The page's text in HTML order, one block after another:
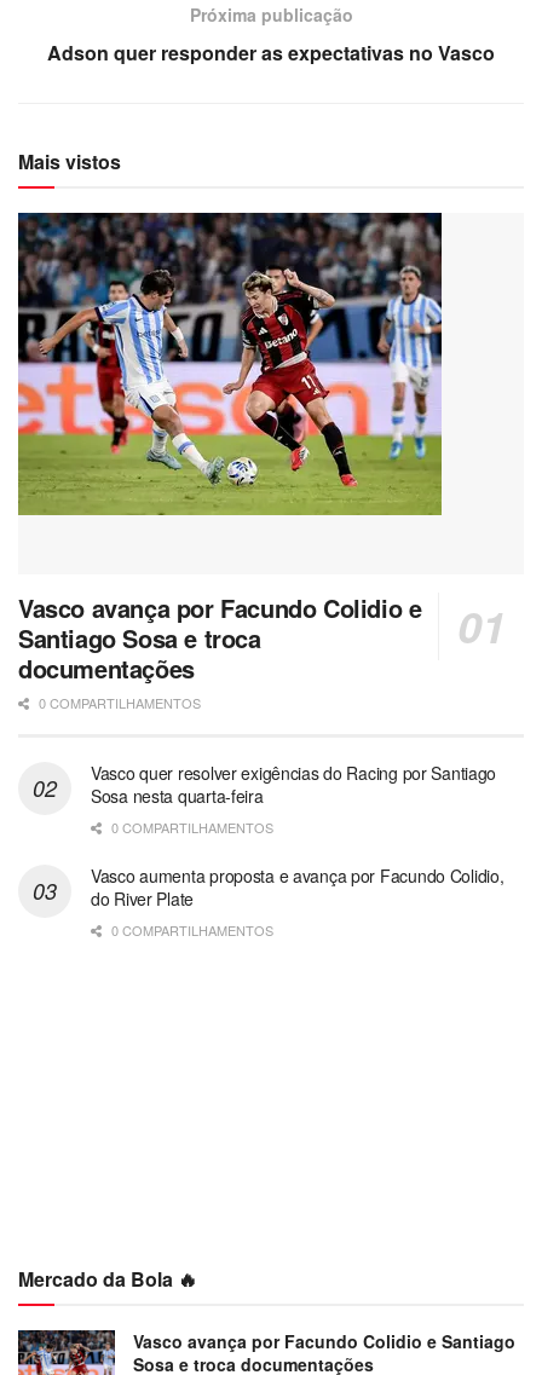
Próxima publicação
Adson quer responder as expectativas no Vasco
Mais vistos
Vasco avança por Facundo Colidio e
Santiago Sosa e troca
documentações
0 COMPARTILHAMENTOS
Vasco quer resolver exigências do Racing por Santiago
Sosa nesta quarta-feira
0 COMPARTILHAMENTOS
Vasco aumenta proposta e avança por Facundo Colidio,
do River Plate
0 COMPARTILHAMENTOS
Mercado da Bola 🔥
Vasco avança por Facundo Colidio e Santiago
Sosa e troca documentações